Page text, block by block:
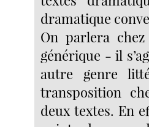
dramatique
On parlera
générique - il
autre genre
transposition
deux textes. En